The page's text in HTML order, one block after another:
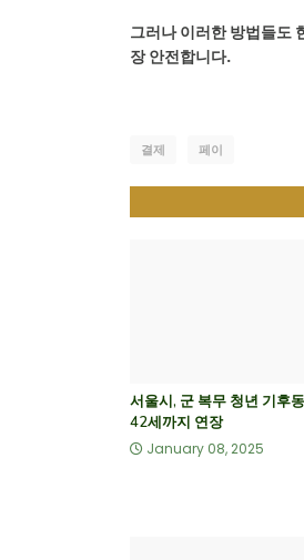
그러나 이러한 방법들도
장 안전합니다.
결제 페이
서울시, 군 복무 청년 기후
42세까지 연장
January 08, 2025